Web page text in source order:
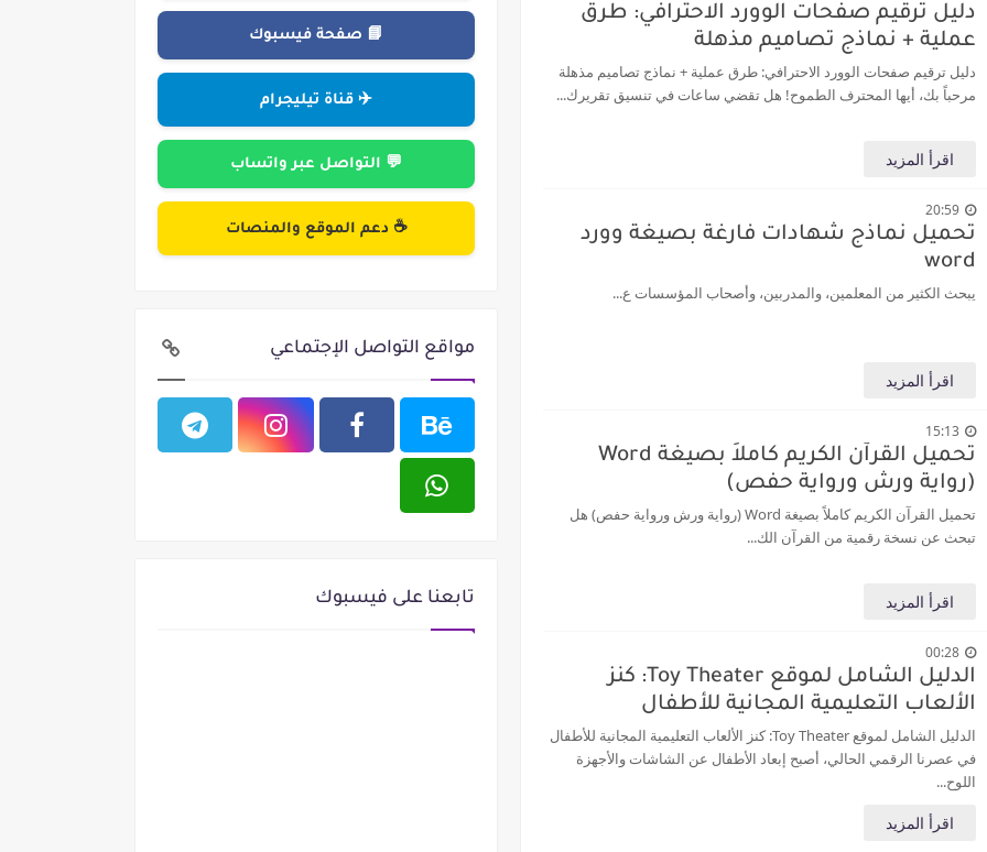
دليل ترقيم صفحات الوورد الاحترافي: طرق
عملية + نماذج تصاميم مذهلة
دليل ترقيم صفحات الوورد الاحترافي: طرق عملية + نماذج تصاميم مذهلة
مرحباً بك، أيها المحترف الطموح! هل تقضي ساعات في تنسيق تقريرك...
اقرأ المزيد
20:59
تحميل نماذج شهادات فارغة بصيغة وورد
word
يبحث الكثير من المعلمين، والمدربين، وأصحاب المؤسسات ع...
اقرأ المزيد
15:13
تحميل القرآن الكريم كاملاً بصيغة Word
(رواية ورش ورواية حفص)
تحميل القرآن الكريم كاملاً بصيغة Word (رواية ورش ورواية حفص) هل
تبحث عن نسخة رقمية من القرآن الك...
اقرأ المزيد
00:28
الدليل الشامل لموقع Toy Theater: كنز
الألعاب التعليمية المجانية للأطفال
الدليل الشامل لموقع Toy Theater: كنز الألعاب التعليمية المجانية للأطفال
في عصرنا الرقمي الحالي، أصبح إبعاد الأطفال عن الشاشات والأجهزة
اللوح...
اقرأ المزيد
📘 صفحة فيسبوك
✈️ قناة تيليجرام
💬 التواصل عبر واتساب
☕ دعم الموقع والمنصات
مواقع التواصل الإجتماعي
تابعنا على فيسبوك